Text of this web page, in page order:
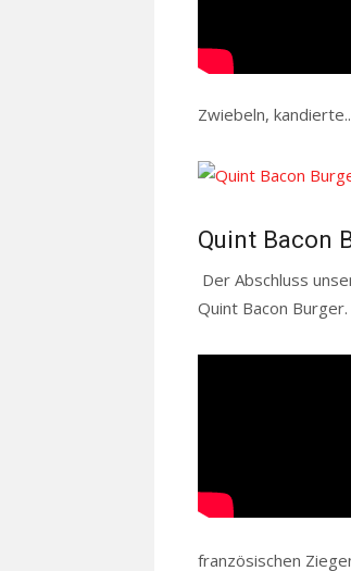
Zwiebeln,
Quint Bacon
Der Abschluss
Quint Bacon
französischen